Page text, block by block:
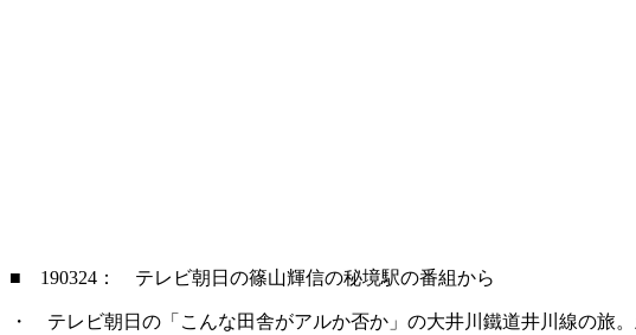
■ 190324： テレビ朝日の篠山輝信の秘境駅の番組から
・ テレビ朝日の「こんな田舎がアルか否か」の大井川鐵道井川線の旅